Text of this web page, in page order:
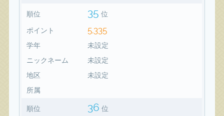
順位 35 位
ポイント 5,335
学年
未設定
ニックネーム
未設定
地区
未設定
所属
順位 36 位